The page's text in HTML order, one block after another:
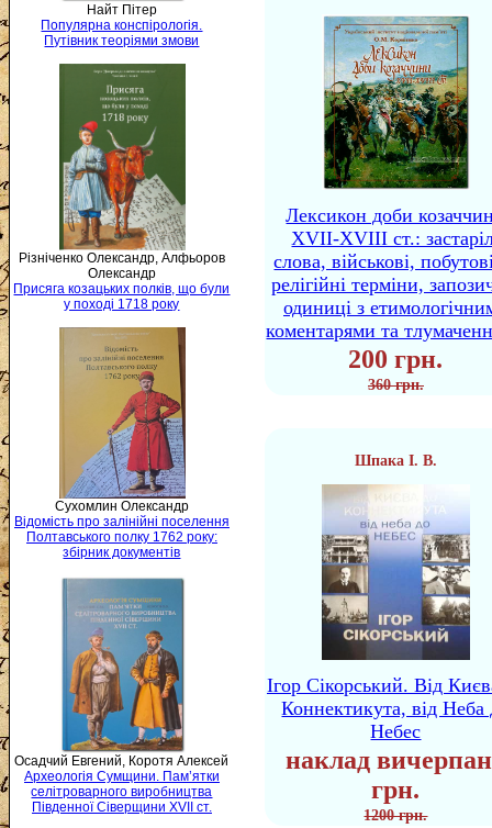
Найт Пітер
Популярна конспірологія.
Путівник теоріями змови
Різніченко Олександр, Алфьоров
Олександр
Присяга козацьких полків, що були
у поході 1718 року
Сухомлин Олександр
Відомість про залінійні поселення
Полтавського полку 1762 року:
збірник документів
Осадчий Евгений, Коротя Алексей
Археологія Сумщини. Пам’ятки
селітроварного виробництва
Південної Сіверщини XVII ст.
Лексикон доби
XVII-XVIII ст.:
слова, військові,
релігійні терміни,
одиниці з
коментарями та
200 грн.
360 грн.
Шпака І. В.
Ігор Сікорський. Від
Коннектикута, від Неба
Небес
наклад
грн.
1200 грн.